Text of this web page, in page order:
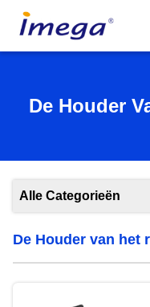
De Houder
Alle Categorieën
De Houder van het